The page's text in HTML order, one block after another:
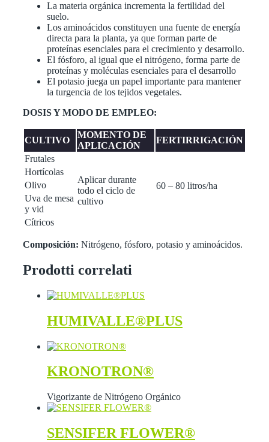
La materia orgánica incrementa la fertilidad del
suelo.
Los aminoácidos constituyen una fuente de energía
directa para la planta, ya que forman parte de
proteínas esenciales para el crecimiento y desarrollo.
El fósforo, al igual que el nitrógeno, forma parte de
proteínas y moléculas esenciales para el desarrollo
El potasio juega un papel importante para mantener
la turgencia de los tejidos vegetales.
DOSIS Y MODO DE EMPLEO:
CULTIVO
MOMENTO DE
APLICACIÓN
FERTIRRIGACIÓN
Frutales
Aplicar durante
todo el ciclo de
cultivo
60 – 80 litros/ha
Hortícolas
Olivo
Uva de mesa
y vid
Cítricos
Composición: Nitrógeno, fósforo, potasio y aminoácidos.
Prodotti correlati
HUMIVALLE®PLUS
KRONOTRON®
Vigorizante de Nitrógeno Orgánico
SENSIFER FLOWER®